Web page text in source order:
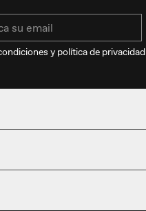
y política de privacidad